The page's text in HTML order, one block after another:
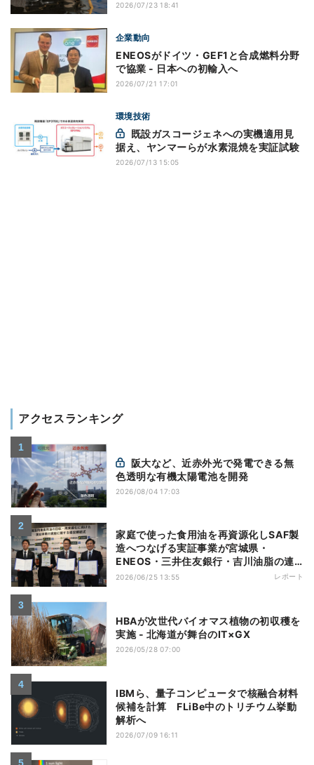
2026/07/23 18:41
企業動向
ENEOSがドイツ・GEF1と合成燃料分野
で協業 - 日本への初輸入へ
2026/07/21 17:01
環境技術
据え、ヤンマーらが水素混焼を実証試験
2026/07/13 15:05
アクセスランキング
色透明な有機太陽電池を開発
2026/08/04 17:03
家庭で使った食用油を再資源化しSAF製
造へつなげる実証事業が宮城県・
ENEOS・三井住友銀行・吉川油脂の連
携でスタート
2026/06/25 13:55 レポート
HBAが次世代バイオマス植物の初収穫を
実施 - 北海道が舞台のIT×GX
2026/05/28 07:00
IBMら、量子コンピュータで核融合材料
候補を計算 FLiBe中のトリチウム挙動
解析へ
2026/07/09 16:11